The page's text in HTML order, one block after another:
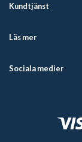
Kundtjänst
Läs mer
Sociala medier